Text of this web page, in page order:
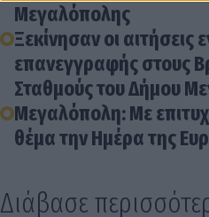
Μεγαλόπολης
Ξεκίνησαν οι
επανεγγραφής στους
Σταθμούς του Δήμου
Μεγαλόπολη: Με
θέμα την Ημέρα της
Διάβασε